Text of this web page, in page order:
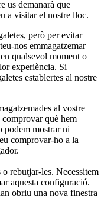
us demanarà que
a visitar el nostre lloc.
però per evitar
nos emmagatzemar
qualsevol moment o
experiència. Si
establertes al nostre
al vostre
què hem
podem mostrar ni
comprovar-ho a la
rebutjar-les. Necessitem
aquesta configuració.
obriu una nova finestra